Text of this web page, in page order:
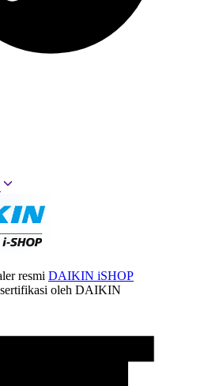
resmi DAIKIN iSHOP
oleh DAIKIN